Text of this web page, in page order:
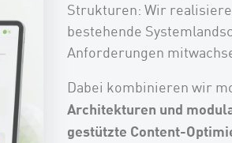
Strukturen: Wir
bestehende
Anforderungen
Dabei kombinieren wir
Architekturen und
gestützte Content-